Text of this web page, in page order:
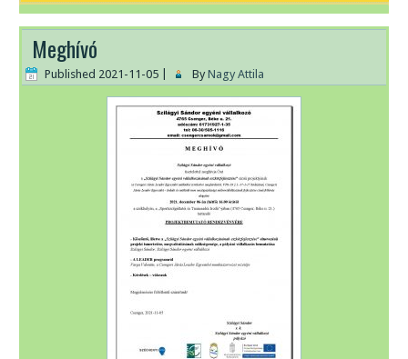
Meghívó
Published 2021-11-05 By Nagy Attila